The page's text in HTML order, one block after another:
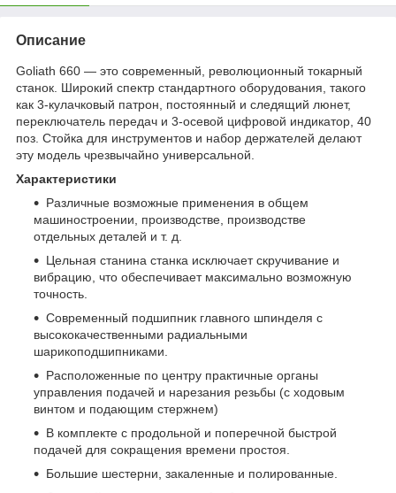
Описание
Goliath 660 — это современный, революционный токарный
станок. Широкий спектр стандартного оборудования, такого
как 3-кулачковый патрон, постоянный и следящий люнет,
переключатель передач и 3-осевой цифровой индикатор, 40
поз. Стойка для инструментов и набор держателей делают
эту модель чрезвычайно универсальной.
Характеристики
Различные возможные применения в общем
машиностроении, производстве, производстве
отдельных деталей и т. д.
Цельная станина станка исключает скручивание и
вибрацию, что обеспечивает максимально возможную
точность.
Современный подшипник главного шпинделя с
высококачественными радиальными
шарикоподшипниками.
Расположенные по центру практичные органы
управления подачей и нарезания резьбы (с ходовым
винтом и подающим стержнем)
В комплекте с продольной и поперечной быстрой
подачей для сокращения времени простоя.
Большие шестерни, закаленные и полированные.